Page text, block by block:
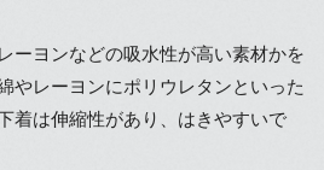
ーヨンなどの吸水性が高い素材かを
やレーヨンにポリウレタンといった
着は伸縮性があり、はきやすいで